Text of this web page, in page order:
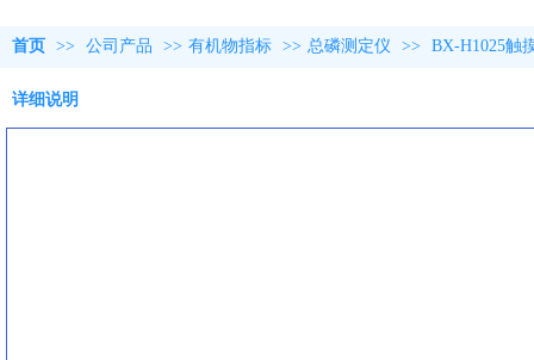
首页 >> 公司产品 >> 有机物指标 >> 总磷测定仪 >> BX-H1025触
详细说明